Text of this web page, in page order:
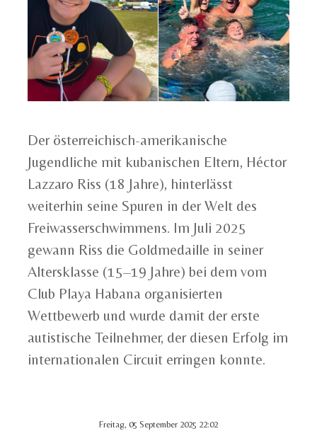
Der österreichisch-amerikanische
Jugendliche mit kubanischen Eltern, Héctor
Lazzaro Riss (18 Jahre), hinterlässt
weiterhin seine Spuren in der Welt des
Freiwasserschwimmens. Im Juli 2025
gewann Riss die Goldmedaille in seiner
Altersklasse (15–19 Jahre) bei dem vom
Club Playa Habana organisierten
Wettbewerb und wurde damit der erste
autistische Teilnehmer, der diesen Erfolg im
internationalen Circuit erringen konnte.
Freitag, 05 September 2025 22:02